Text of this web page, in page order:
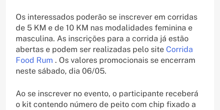
Os interessados poderão se inscrever em corridas
de 5 KM e de 10 KM nas modalidades feminina e
masculina. As inscrições para a corrida já estão
abertas e podem ser realizadas pelo site Corrida
Food Rum . Os valores promocionais se encerram
neste sábado, dia 06/05.
Ao se inscrever no evento, o participante receberá
o kit contendo número de peito com chip fixado a